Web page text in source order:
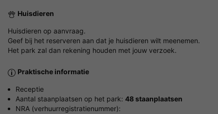
Huisdieren
Huisdieren op aanvraag.
Geef bij het reserveren aan dat je huisdieren wilt meenemen.
Het park zal dan rekening houden met jouw verzoek.
Praktische informatie
Receptie
Aantal staanplaatsen op het park: 48 staanplaatsen
NRA (verhuurregistratienummer):